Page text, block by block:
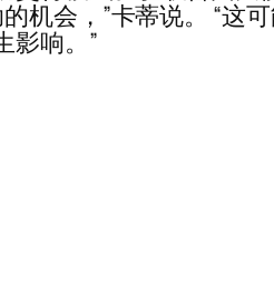
机会，”卡蒂说。 “这
影响。”